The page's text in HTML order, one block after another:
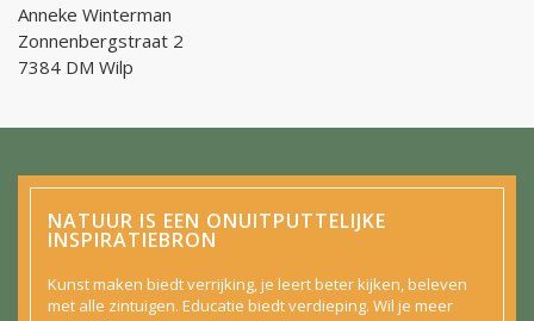
Anneke Winterman
Zonnenbergstraat 2
7384 DM Wilp
NATUUR IS EEN ONUITPUTTELIJKE
INSPIRATIEBRON
Kunst maken biedt verrijking, je leert beter kijken, beleven
met alle zintuigen. Educatie biedt verdieping. Wil je meer